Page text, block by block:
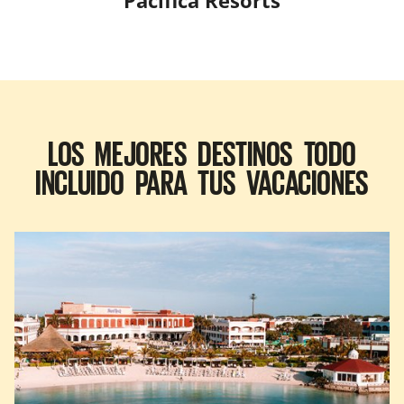
LOS MEJORES DESTINOS TODO
INCLUIDO PARA TUS VACACIONES